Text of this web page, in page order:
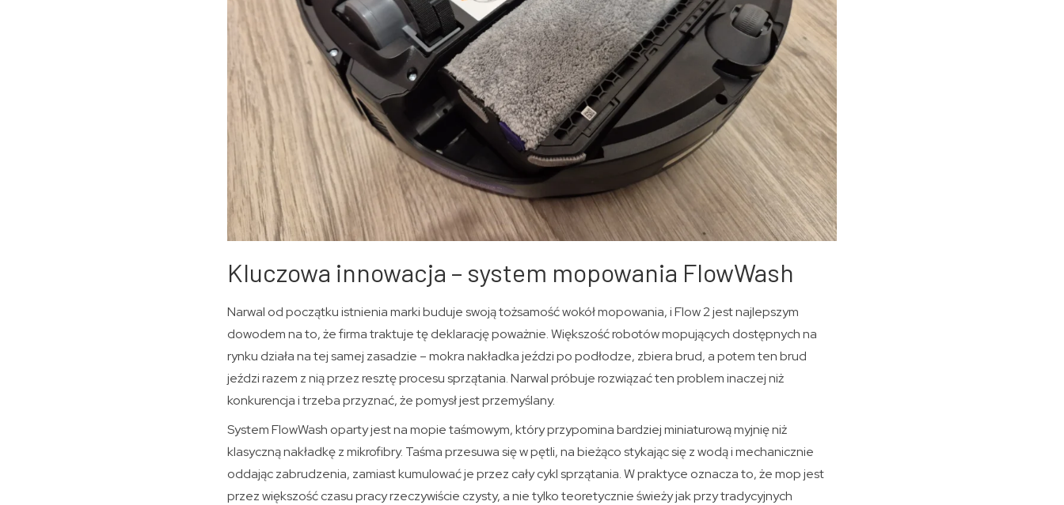
Kluczowa innowacja – system mopowania FlowWash
Narwal od początku istnienia marki buduje swoją tożsamość wokół mopowania, i Flow 2 jest najlepszym
dowodem na to, że firma traktuje tę deklarację poważnie. Większość robotów mopujących dostępnych na
rynku działa na tej samej zasadzie – mokra nakładka jeździ po podłodze, zbiera brud, a potem ten brud
jeździ razem z nią przez resztę procesu sprzątania. Narwal próbuje rozwiązać ten problem inaczej niż
konkurencja i trzeba przyznać, że pomysł jest przemyślany.
System FlowWash oparty jest na mopie taśmowym, który przypomina bardziej miniaturową myjnię niż
klasyczną nakładkę z mikrofibry. Taśma przesuwa się w pętli, na bieżąco stykając się z wodą i mechanicznie
oddając zabrudzenia, zamiast kumulować je przez cały cykl sprzątania. W praktyce oznacza to, że mop jest
przez większość czasu pracy rzeczywiście czysty, a nie tylko teoretycznie świeży jak przy tradycyjnych